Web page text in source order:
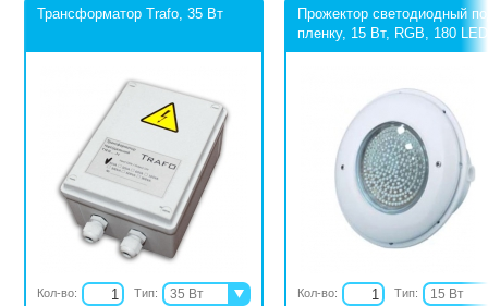
Трансформатор Trafo, 35 Вт
Кол-во: Тип:
35 Вт
Прожектор светодиодный
пленку, 15 Вт, RGB, 180 LED
Кол-во: Тип:
15 Вт